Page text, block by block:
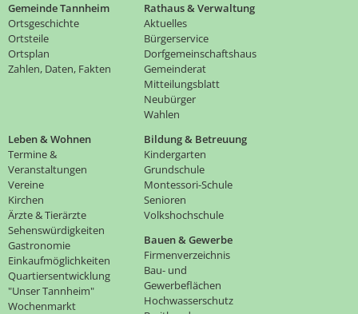
Gemeinde Tannheim
Ortsgeschichte
Ortsteile
Ortsplan
Zahlen, Daten, Fakten
Rathaus & Verwaltung
Aktuelles
Bürgerservice
Dorfgemeinschaftshaus
Gemeinderat
Mitteilungsblatt
Neubürger
Wahlen
Leben & Wohnen
Termine &
Veranstaltungen
Vereine
Kirchen
Ärzte & Tierärzte
Sehenswürdigkeiten
Gastronomie
Einkaufmöglichkeiten
Quartiersentwicklung
"Unser Tannheim"
Wochenmarkt
Bildung & Betreuung
Kindergarten
Grundschule
Montessori-Schule
Senioren
Volkshochschule
Bauen & Gewerbe
Firmenverzeichnis
Bau- und
Gewerbeflächen
Hochwasserschutz